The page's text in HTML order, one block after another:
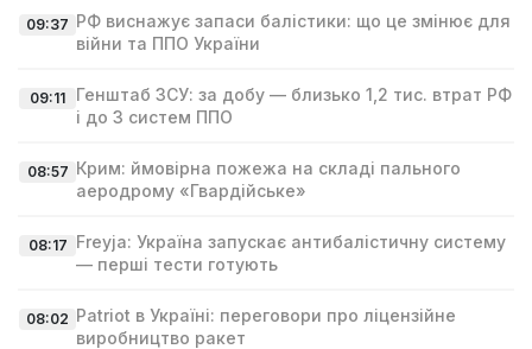
09:37 РФ виснажує запаси балістики: що це змінює для
війни та ППО України
09:11
Генштаб ЗСУ: за добу — близько 1,2 тис. втрат РФ
і до 3 систем ППО
08:57 Крим: ймовірна пожежа на складі пального
аеродрому «Гвардійське»
08:17 Freyja: Україна запускає антибалістичну систему
— перші тести готують
08:02 Patriot в Україні: переговори про ліцензійне
виробництво ракет